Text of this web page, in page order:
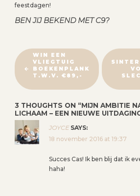
feestdagen!
BEN JIJ BEKEND MET C9?
B
E
R
C
H
T
N
WIN EEN
VLIEGTUIG
BOEKENPLANK
T.W.V. €89,-
3 THOUGHTS ON “MIJN AMBITIE
LICHAAM – EEN NIEUWE
JOYCE SAYS:
18 november 2016 at 19:37
Succes Cas! Ik ben blij dat ik
haha!